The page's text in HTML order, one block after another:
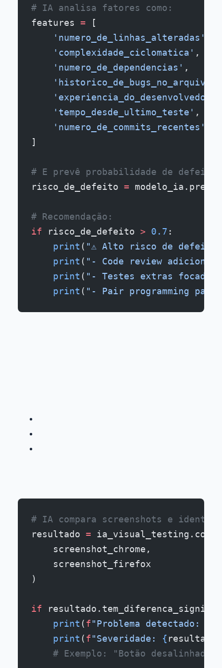
# IA analisa fatores como:
features = [
    'numero_de_linhas_alteradas'
    'complexidade_ciclomatica'
,
    'numero_de_dependencias'
,
    'historico_de_bugs_no_arquivo'
    'experiencia_do_desenvolvedor'
    'tempo_desde_ultimo_teste'
,
    'numero_de_commits_recentes'
]
# E prevê probabilidade de defeito
risco_de_defeito =
# Recomendação:
if risco_de_defeito > 0.7 :
    print
( "⚠️ Alto risco de defeito.
    print
( "- Code review adicional"
    print
( "- Testes extras focados
    print
( "- Pair programming para
# IA compara screenshots e
resultado =
    screenshot_chrome,
    screenshot_firefox
)
if
    print
(f"Problema detectado:
    print
(f"Severidade: {
# Exemplo: "Botão desalinhado